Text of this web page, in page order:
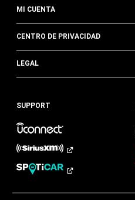
MI CUENTA
CENTRO DE PRIVACIDAD
LEGAL
SUPPORT